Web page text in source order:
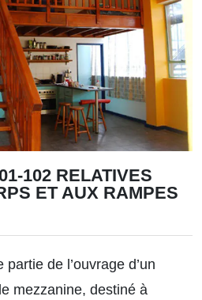
102 RELATIVES
ET AUX RAMPES
de l’ouvrage d’un
mezzanine, destiné à